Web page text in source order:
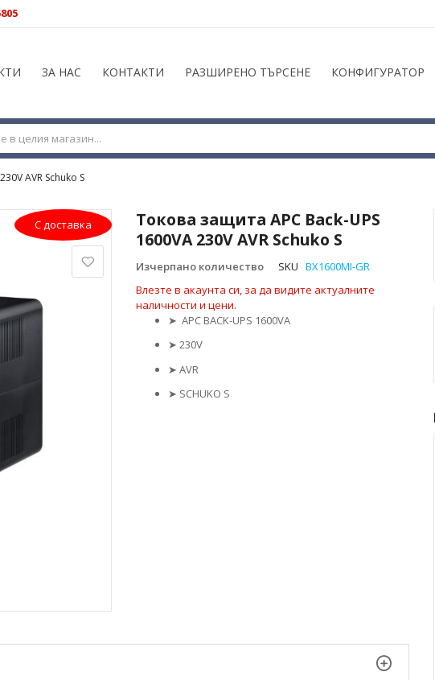
ЗА НАС КОНТАКТИ РАЗШИРЕНО ТЪРСЕНЕ КОНФИГУРАТОР
AVR Schuko S
Токова защита APC Back-UPS
1600VA 230V AVR Schuko S
Изчерпано количество SKU BX1600MI-GR
Влезте в акаунта си, за да видите актуалните
наличности и цени.
➤ APC BACK-UPS 1600VA
➤ 230V
➤ AVR
➤ SCHUKO S
С доставка